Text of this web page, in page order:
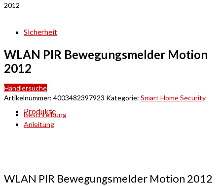
Sicherheit
Produkte
2012
WLAN PIR Bewegungsmelder Motion
2012
Händlersuche
Artikelnummer: 4003482397923 Kategorie: Smart Home Security
Beschreibung
Anleitung
WLAN PIR Bewegungsmelder Motion 2012